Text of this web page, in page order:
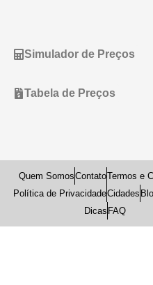
Simulador de Preços
Tabela de Preços
Quem SomosContatoTermos e
Política de PrivacidadeCidades
Dicas FAQ